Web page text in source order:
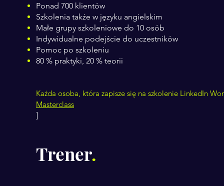
Ponad 700 klientów
Szkolenia także w języku angielskim
Małe grupy szkoleniowe do 10 osób
Indywidualne podejście do uczestników
Pomoc po szkoleniu
80 % praktyki, 20 % teorii
Każda osoba, która zapisze się na szkolenie LinkedIn
Masterclass
]
Trener.